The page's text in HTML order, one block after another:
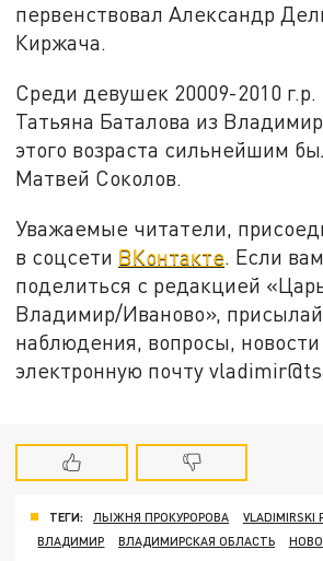
первенствовал Александр
Киржача.
Среди девушек 20009-2010
Татьяна Баталова из
этого возраста сильнейшим
Матвей Соколов.
Уважаемые читатели,
в соцсети ВКонтакте . Если
поделиться с редакцией
Владимир/Иваново»,
наблюдения, вопросы, новости
электронную почту
ТЕГИ: ЛЫЖНЯ ПРОКУРОРОВА
VLADIMIRSKI
ВЛАДИМИР
ВЛАДИМИРСКАЯ ОБЛАСТЬ